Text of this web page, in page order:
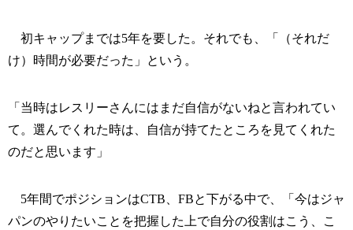
初キャップまでは5年を要した。それでも、「（それだ
け）時間が必要だった」という。
「当時はレスリーさんにはまだ自信がないねと言われてい
て。選んでくれた時は、自信が持てたところを見てくれた
のだと思います」
5年間でポジションはCTB、FBと下がる中で、「今はジャ
パンのやりたいことを把握した上で自分の役割はこう、こ